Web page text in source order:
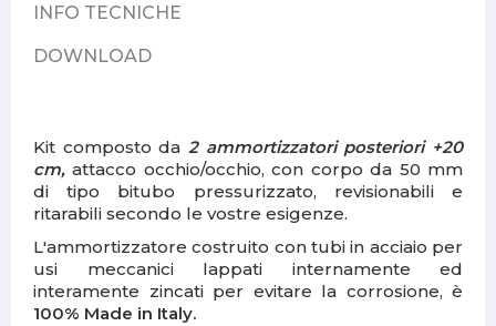
INFO TECNICHE
DOWNLOAD
Kit composto da 2 ammortizzatori posteriori +20
cm, attacco occhio/occhio, con corpo da 50 mm
di tipo bitubo pressurizzato, revisionabili e
ritarabili secondo le vostre esigenze.
L'ammortizzatore costruito con tubi in acciaio per
usi meccanici lappati internamente ed
interamente zincati per evitare la corrosione, è
100% Made in Italy.